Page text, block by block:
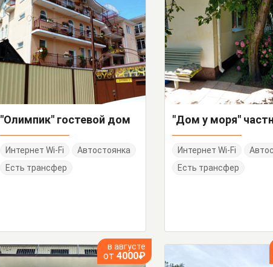
"Олимпик" гостевой дом
Интернет Wi-Fi
Автостоянка
Есть трансфер
Интернет Wi-Fi
Есть трансфер
в августе
от 4000₽